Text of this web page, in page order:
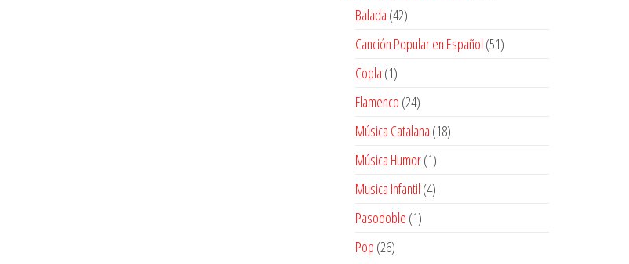
Balada 4242
productos
Canción Popular en Español 5151
Copla 11
producto
Flamenco 2424
productos
Música Catalana 1818
Música Humor 11
producto
Musica Infantil 44
Pasodoble 11
Pop 2626